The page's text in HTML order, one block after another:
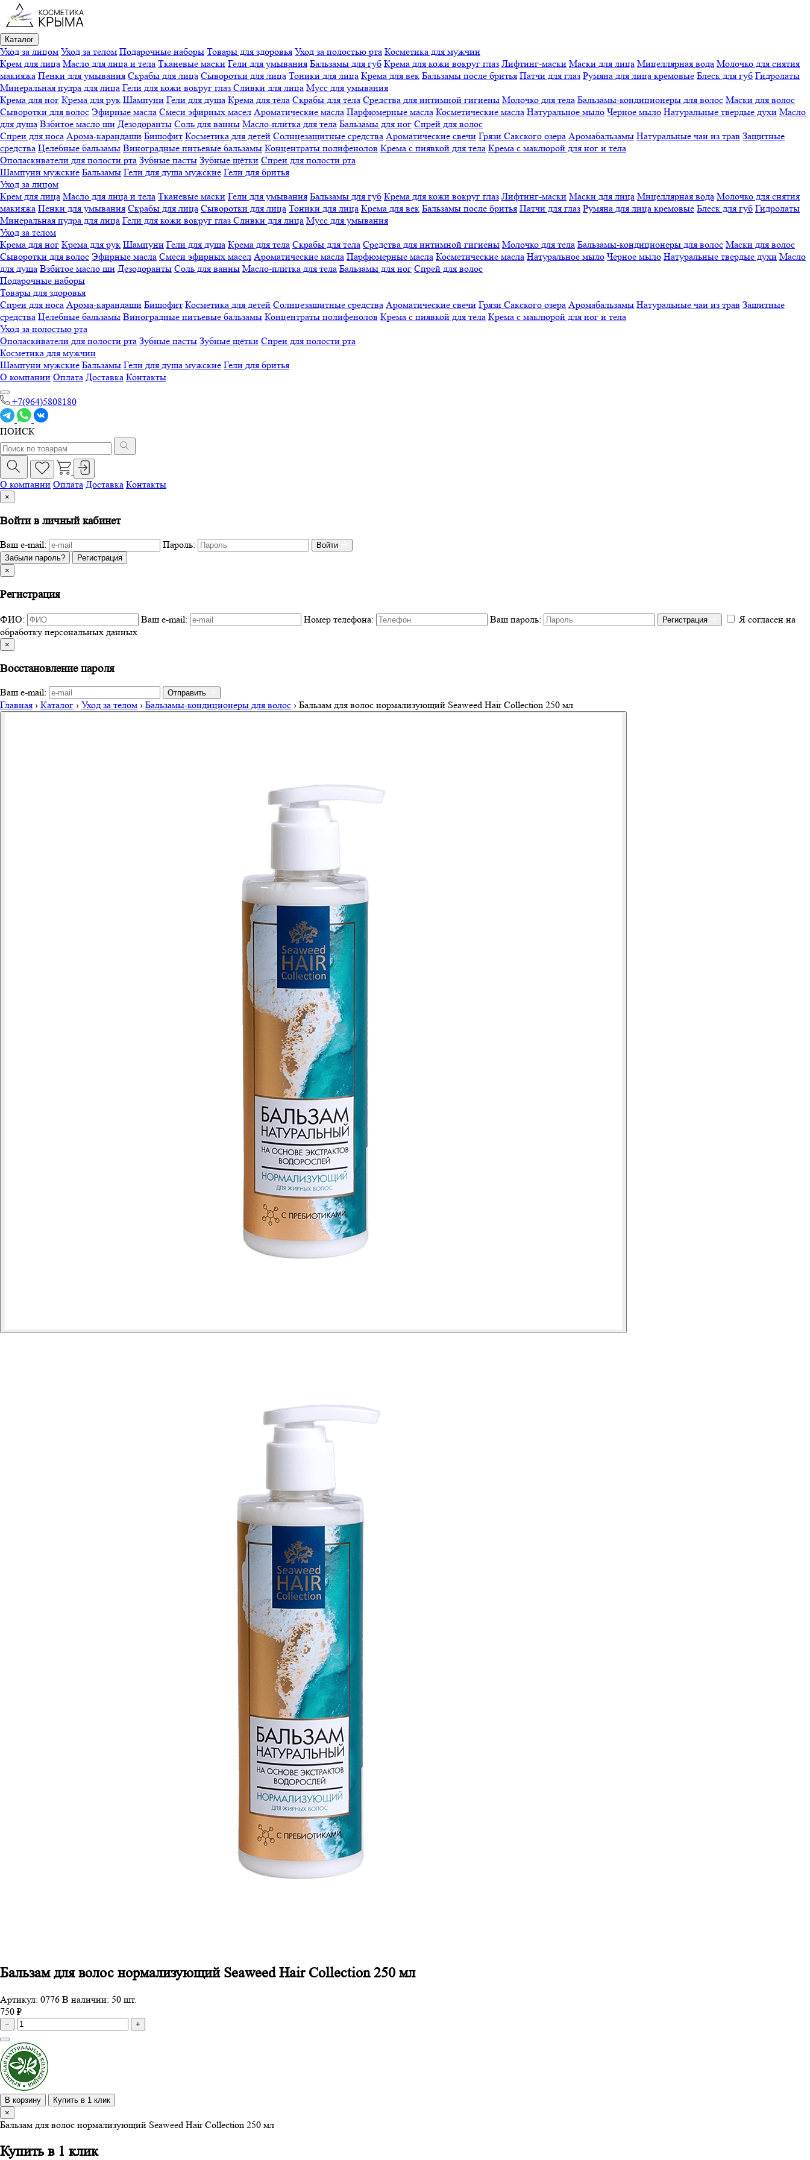
Каталог
Уход за лицом Уход за телом Подарочные наборы Товары для здоровья Уход за полостью рта Косметика для мужчин
Крем для лица Масло для лица и тела Тканевые маски Гели для умывания Бальзамы для губ Крема для кожи вокруг глаз Лифтинг-маски Маски для лица Мицеллярная вода Молочко для снятия
макияжа Пенки для умывания Скрабы для лица Сыворотки для лица Тоники для лица Крема для век Бальзамы после бритья Патчи для глаз Румяна для лица кремовые Блеск для губ Гидролаты
Минеральная пудра для лица Гели для кожи вокруг глаз Сливки для лица Мусс для умывания
Крема для ног Крема для рук Шампуни Гели для душа Крема для тела Скрабы для тела Средства для интимной гигиены Молочко для тела Бальзамы-кондиционеры для волос Маски для волос
Сыворотки для волос Эфирные масла Смеси эфирных масел Ароматические масла Парфюмерные масла Косметические масла Натуральное мыло Черное мыло Натуральные твердые духи Масло
для душа Взбитое масло ши Дезодоранты Соль для ванны Масло-плитка для тела Бальзамы для ног Спрей для волос
Спреи для носа Арома-карандаши Бишофит Косметика для детей Солнцезащитные средства Ароматические свечи Грязи Cакского озера Аромабальзамы Натуральные чаи из трав Защитные
средства Целебные бальзамы Виноградные питьевые бальзамы Концентраты полифенолов Крема с пиявкой для тела Крема с маклюрой для ног и тела
Ополаскиватели для полости рта Зубные пасты Зубные щётки Спреи для полости рта
Шампуни мужские Бальзамы Гели для душа мужские Гели для бритья
Уход за лицом
Крем для лица Масло для лица и тела Тканевые маски Гели для умывания Бальзамы для губ Крема для кожи вокруг глаз Лифтинг-маски Маски для лица Мицеллярная вода Молочко для снятия
макияжа Пенки для умывания Скрабы для лица Сыворотки для лица Тоники для лица Крема для век Бальзамы после бритья Патчи для глаз Румяна для лица кремовые Блеск для губ Гидролаты
Минеральная пудра для лица Гели для кожи вокруг глаз Сливки для лица Мусс для умывания
Уход за телом
Крема для ног Крема для рук Шампуни Гели для душа Крема для тела Скрабы для тела Средства для интимной гигиены Молочко для тела Бальзамы-кондиционеры для волос Маски для волос
Сыворотки для волос Эфирные масла Смеси эфирных масел Ароматические масла Парфюмерные масла Косметические масла Натуральное мыло Черное мыло Натуральные твердые духи Масло
для душа Взбитое масло ши Дезодоранты Соль для ванны Масло-плитка для тела Бальзамы для ног Спрей для волос
Подарочные наборы
Товары для здоровья
Спреи для носа Арома-карандаши Бишофит Косметика для детей Солнцезащитные средства Ароматические свечи Грязи Cакского озера Аромабальзамы Натуральные чаи из трав Защитные
средства Целебные бальзамы Виноградные питьевые бальзамы Концентраты полифенолов Крема с пиявкой для тела Крема с маклюрой для ног и тела
Уход за полостью рта
Ополаскиватели для полости рта Зубные пасты Зубные щётки Спреи для полости рта
Косметика для мужчин
Шампуни мужские Бальзамы Гели для душа мужские Гели для бритья
О компании Оплата Доставка Контакты
+7(964)5808180
ПОИСК
О компании Оплата Доставка Контакты
×
Войти в личный кабинет
Ваш e-mail: Пароль:
Войти
Забыли пароль?
Регистрация
×
Регистрация
ФИО: Ваш e-mail: Номер телефона: Ваш пароль: Регистрация
Я согласен на
обработку персональных данных
×
Восстановление пароля
Ваш e-mail: Отправить
Главная › Каталог › Уход за телом › Бальзамы-кондиционеры для волос › Бальзам для волос нормализующий Seaweed Hair Collection 250 мл
Бальзам для волос нормализующий Seaweed Hair Collection 250 мл
Артикул: 0776 В наличии: 50 шт.
750 ₽
− +
В корзину
Купить в 1 клик
×
Бальзам для волос нормализующий Seaweed Hair Collection 250 мл
Купить в 1 клик